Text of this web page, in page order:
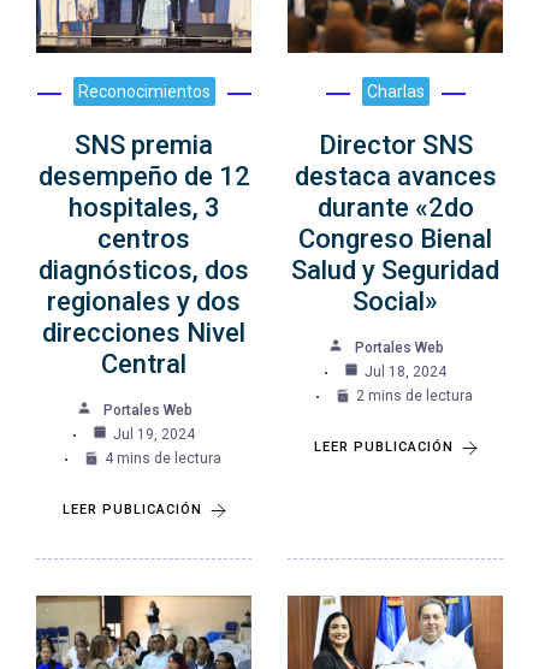
Reconocimientos
SNS premia
desempeño de 12
hospitales, 3
centros
diagnósticos, dos
regionales y dos
direcciones Nivel
Central
Portales Web
Jul 19, 2024
4 mins de lectura
LEER PUBLICACIÓN
Charlas
Director SNS
destaca avances
durante «2do
Congreso Bienal
Salud y Seguridad
Social»
Portales Web
Jul 18, 2024
2 mins de lectura
LEER PUBLICACIÓN